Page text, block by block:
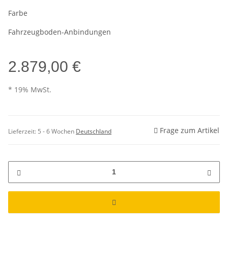
Farbe
Fahrzeugboden-Anbindungen
2.879,00 €
* 19% MwSt.
Lieferzeit: 5 - 6 Wochen Deutschland Frage zum Artikel